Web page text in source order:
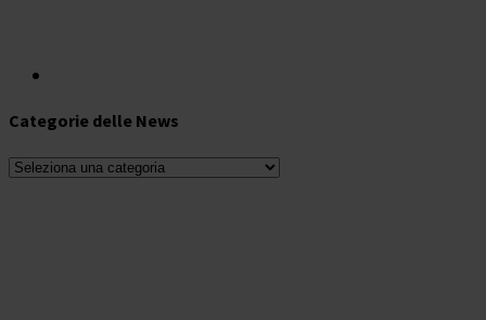
Categorie delle News
Categorie